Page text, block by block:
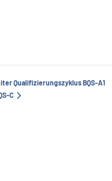
Qualifizierungszyklus BQS-A1
C